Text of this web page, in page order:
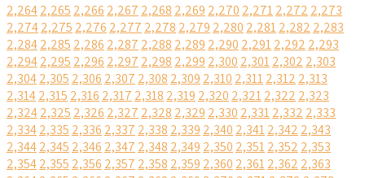
2,2642,265 2,266 2,267 2,268 2,269 2,270 2,2712,272 2,273
2,2742,275 2,276 2,277 2,278 2,279 2,280 2,2812,282 2,283
2,2842,285 2,286 2,287 2,288 2,289 2,290 2,2912,292 2,293
2,2942,295 2,296 2,297 2,298 2,299 2,300 2,3012,302 2,303
2,3042,305 2,306 2,307 2,308 2,309 2,310 2,3112,312 2,313
2,3142,315 2,316 2,317 2,318 2,319 2,320 2,3212,322 2,323
2,3242,325 2,326 2,327 2,328 2,329 2,330 2,3312,332 2,333
2,3342,335 2,336 2,337 2,338 2,339 2,340 2,3412,342 2,343
2,3442,345 2,346 2,347 2,348 2,349 2,350 2,3512,352 2,353
2,3542,355 2,356 2,357 2,358 2,359 2,360 2,3612,362 2,363